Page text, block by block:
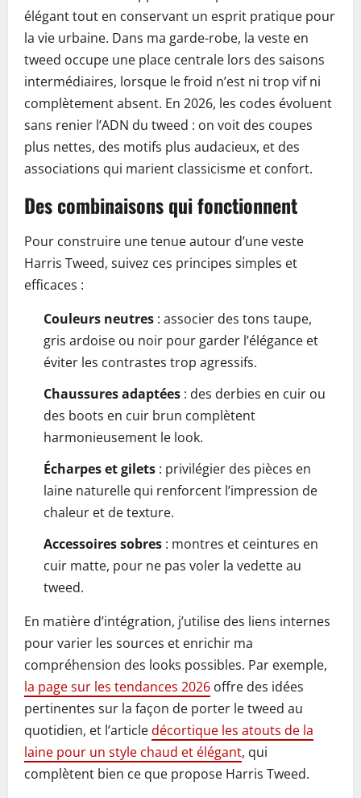
élégant tout en conservant un esprit pratique pour
la vie urbaine. Dans ma garde-robe, la veste en
tweed occupe une place centrale lors des saisons
intermédiaires, lorsque le froid n’est ni trop vif ni
complètement absent. En 2026, les codes évoluent
sans renier l’ADN du tweed : on voit des coupes
plus nettes, des motifs plus audacieux, et des
associations qui marient classicisme et confort.
Des combinaisons qui fonctionnent
Pour construire une tenue autour d’une veste
Harris Tweed, suivez ces principes simples et
efficaces :
Couleurs neutres : associer des tons taupe,
gris ardoise ou noir pour garder l’élégance et
éviter les contrastes trop agressifs.
Chaussures adaptées : des derbies en cuir ou
des boots en cuir brun complètent
harmonieusement le look.
Écharpes et gilets : privilégier des pièces en
laine naturelle qui renforcent l’impression de
chaleur et de texture.
Accessoires sobres : montres et ceintures en
cuir matte, pour ne pas voler la vedette au
tweed.
En matière d’intégration, j’utilise des liens internes
pour varier les sources et enrichir ma
compréhension des looks possibles. Par exemple,
la page sur les tendances 2026 offre des idées
pertinentes sur la façon de porter le tweed au
quotidien, et l’articledécortique les atouts de la
laine pour un style chaud et élégant, qui
complètent bien ce que propose Harris Tweed.